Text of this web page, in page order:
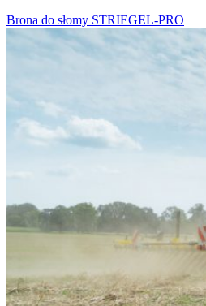
Brona do słomy STRIEGEL-PRO